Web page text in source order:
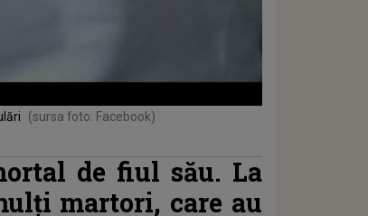
(sursa foto: Facebook)
de fiul său. La
martori, care au